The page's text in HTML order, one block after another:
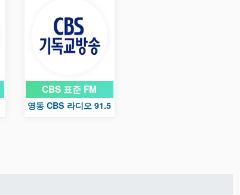
CBS 표준 FM
영동 CBS 라디오 91.5